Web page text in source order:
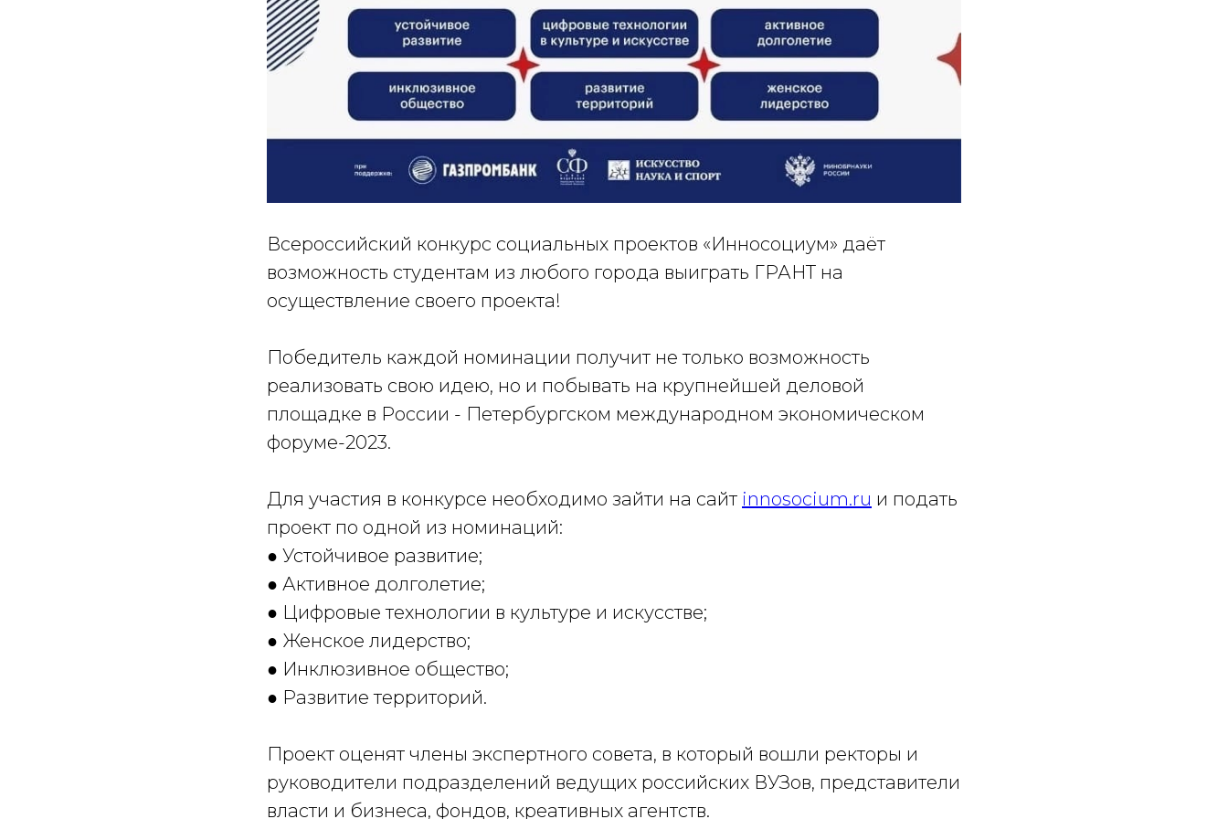
Всероссийский конкурс социальных проектов «Инносоциум» даёт
возможность студентам из любого города выиграть ГРАНТ на
осуществление своего проекта!
Победитель каждой номинации получит не только возможность
реализовать свою идею, но и побывать на крупнейшей деловой
площадке в России - Петербургском международном экономическом
форуме-2023.
Для участия в конкурсе необходимо зайти на сайт innosocium.ru и подать
проект по одной из номинаций:
● Устойчивое развитие;
● Активное долголетие;
● Цифровые технологии в культуре и искусстве;
● Женское лидерство;
● Инклюзивное общество;
● Развитие территорий.
Проект оценят члены экспертного совета, в который вошли ректоры и
руководители подразделений ведущих российских ВУЗов, представители
власти и бизнеса, фондов, креативных агентств.